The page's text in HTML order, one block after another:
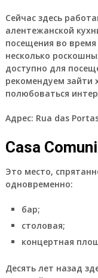
Сейчас здесь
алентежанской
посещения во время
несколько
доступно для
рекомендуем зайти
полюбоваться
Адрес: Rua das
Casa
Это место,
одновременно:
бар;
столовая;
концертная
Десять лет назад